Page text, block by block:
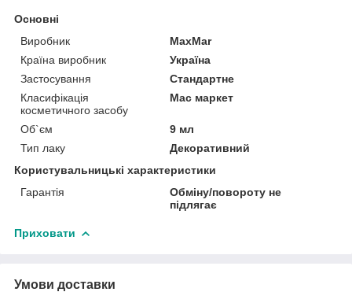
Основні
Виробник
MaxMar
Країна виробник
Україна
Застосування
Стандартне
Класифікація
косметичного засобу
Мас маркет
Об`єм
9 мл
Тип лаку
Декоративний
Користувальницькі характеристики
Гарантія
Обміну/повороту не
підлягає
Приховати
Умови доставки